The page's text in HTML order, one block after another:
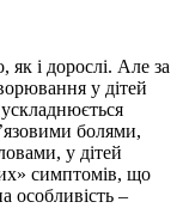
і дорослі. Але за
у дітей
болями,
у дітей
симптомів, що
особливість –